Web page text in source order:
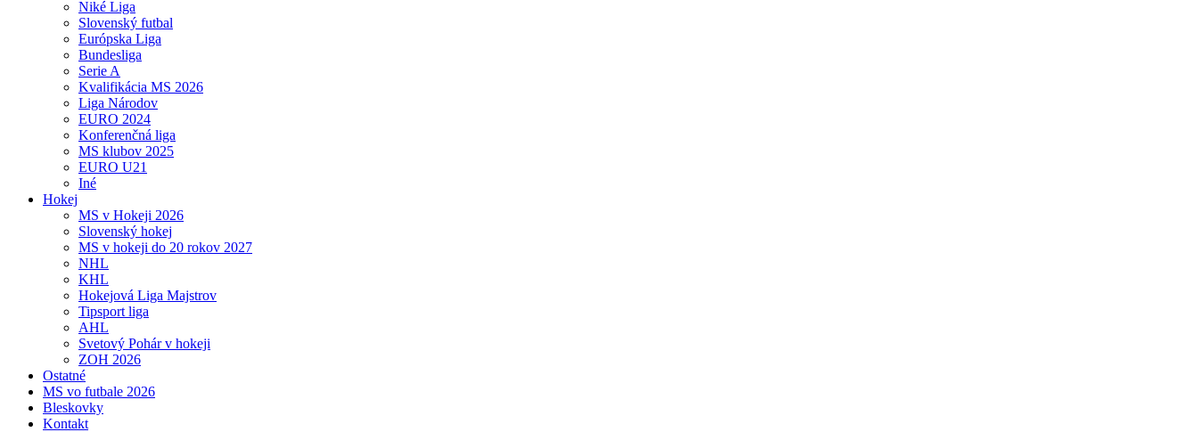
Niké Liga
Slovenský futbal
Európska Liga
Bundesliga
Serie A
Kvalifikácia MS 2026
Liga Národov
EURO 2024
Konferenčná liga
MS klubov 2025
EURO U21
Iné
Hokej
MS v Hokeji 2026
Slovenský hokej
MS v hokeji do 20 rokov 2027
NHL
KHL
Hokejová Liga Majstrov
Tipsport liga
AHL
Svetový Pohár v hokeji
ZOH 2026
Ostatné
MS vo futbale 2026
Bleskovky
Kontakt